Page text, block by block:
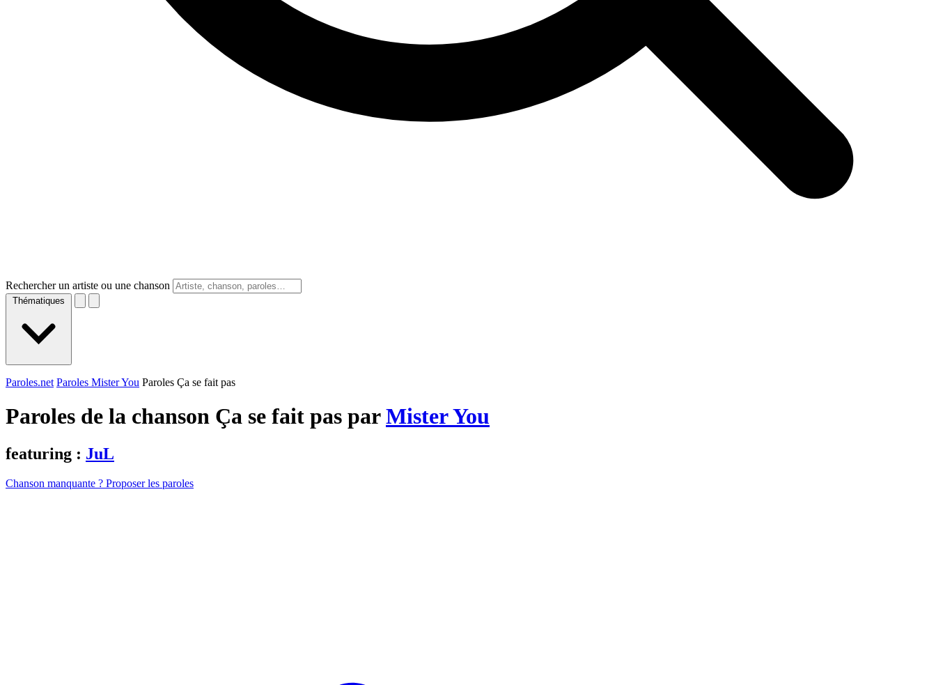
Rechercher un artiste ou une chanson
Thématiques
Paroles.net Paroles Mister You Paroles Ça se fait pas
Paroles de la chanson Ça se fait pas parMister You
featuring : JuL
Chanson manquante ? Proposer les paroles